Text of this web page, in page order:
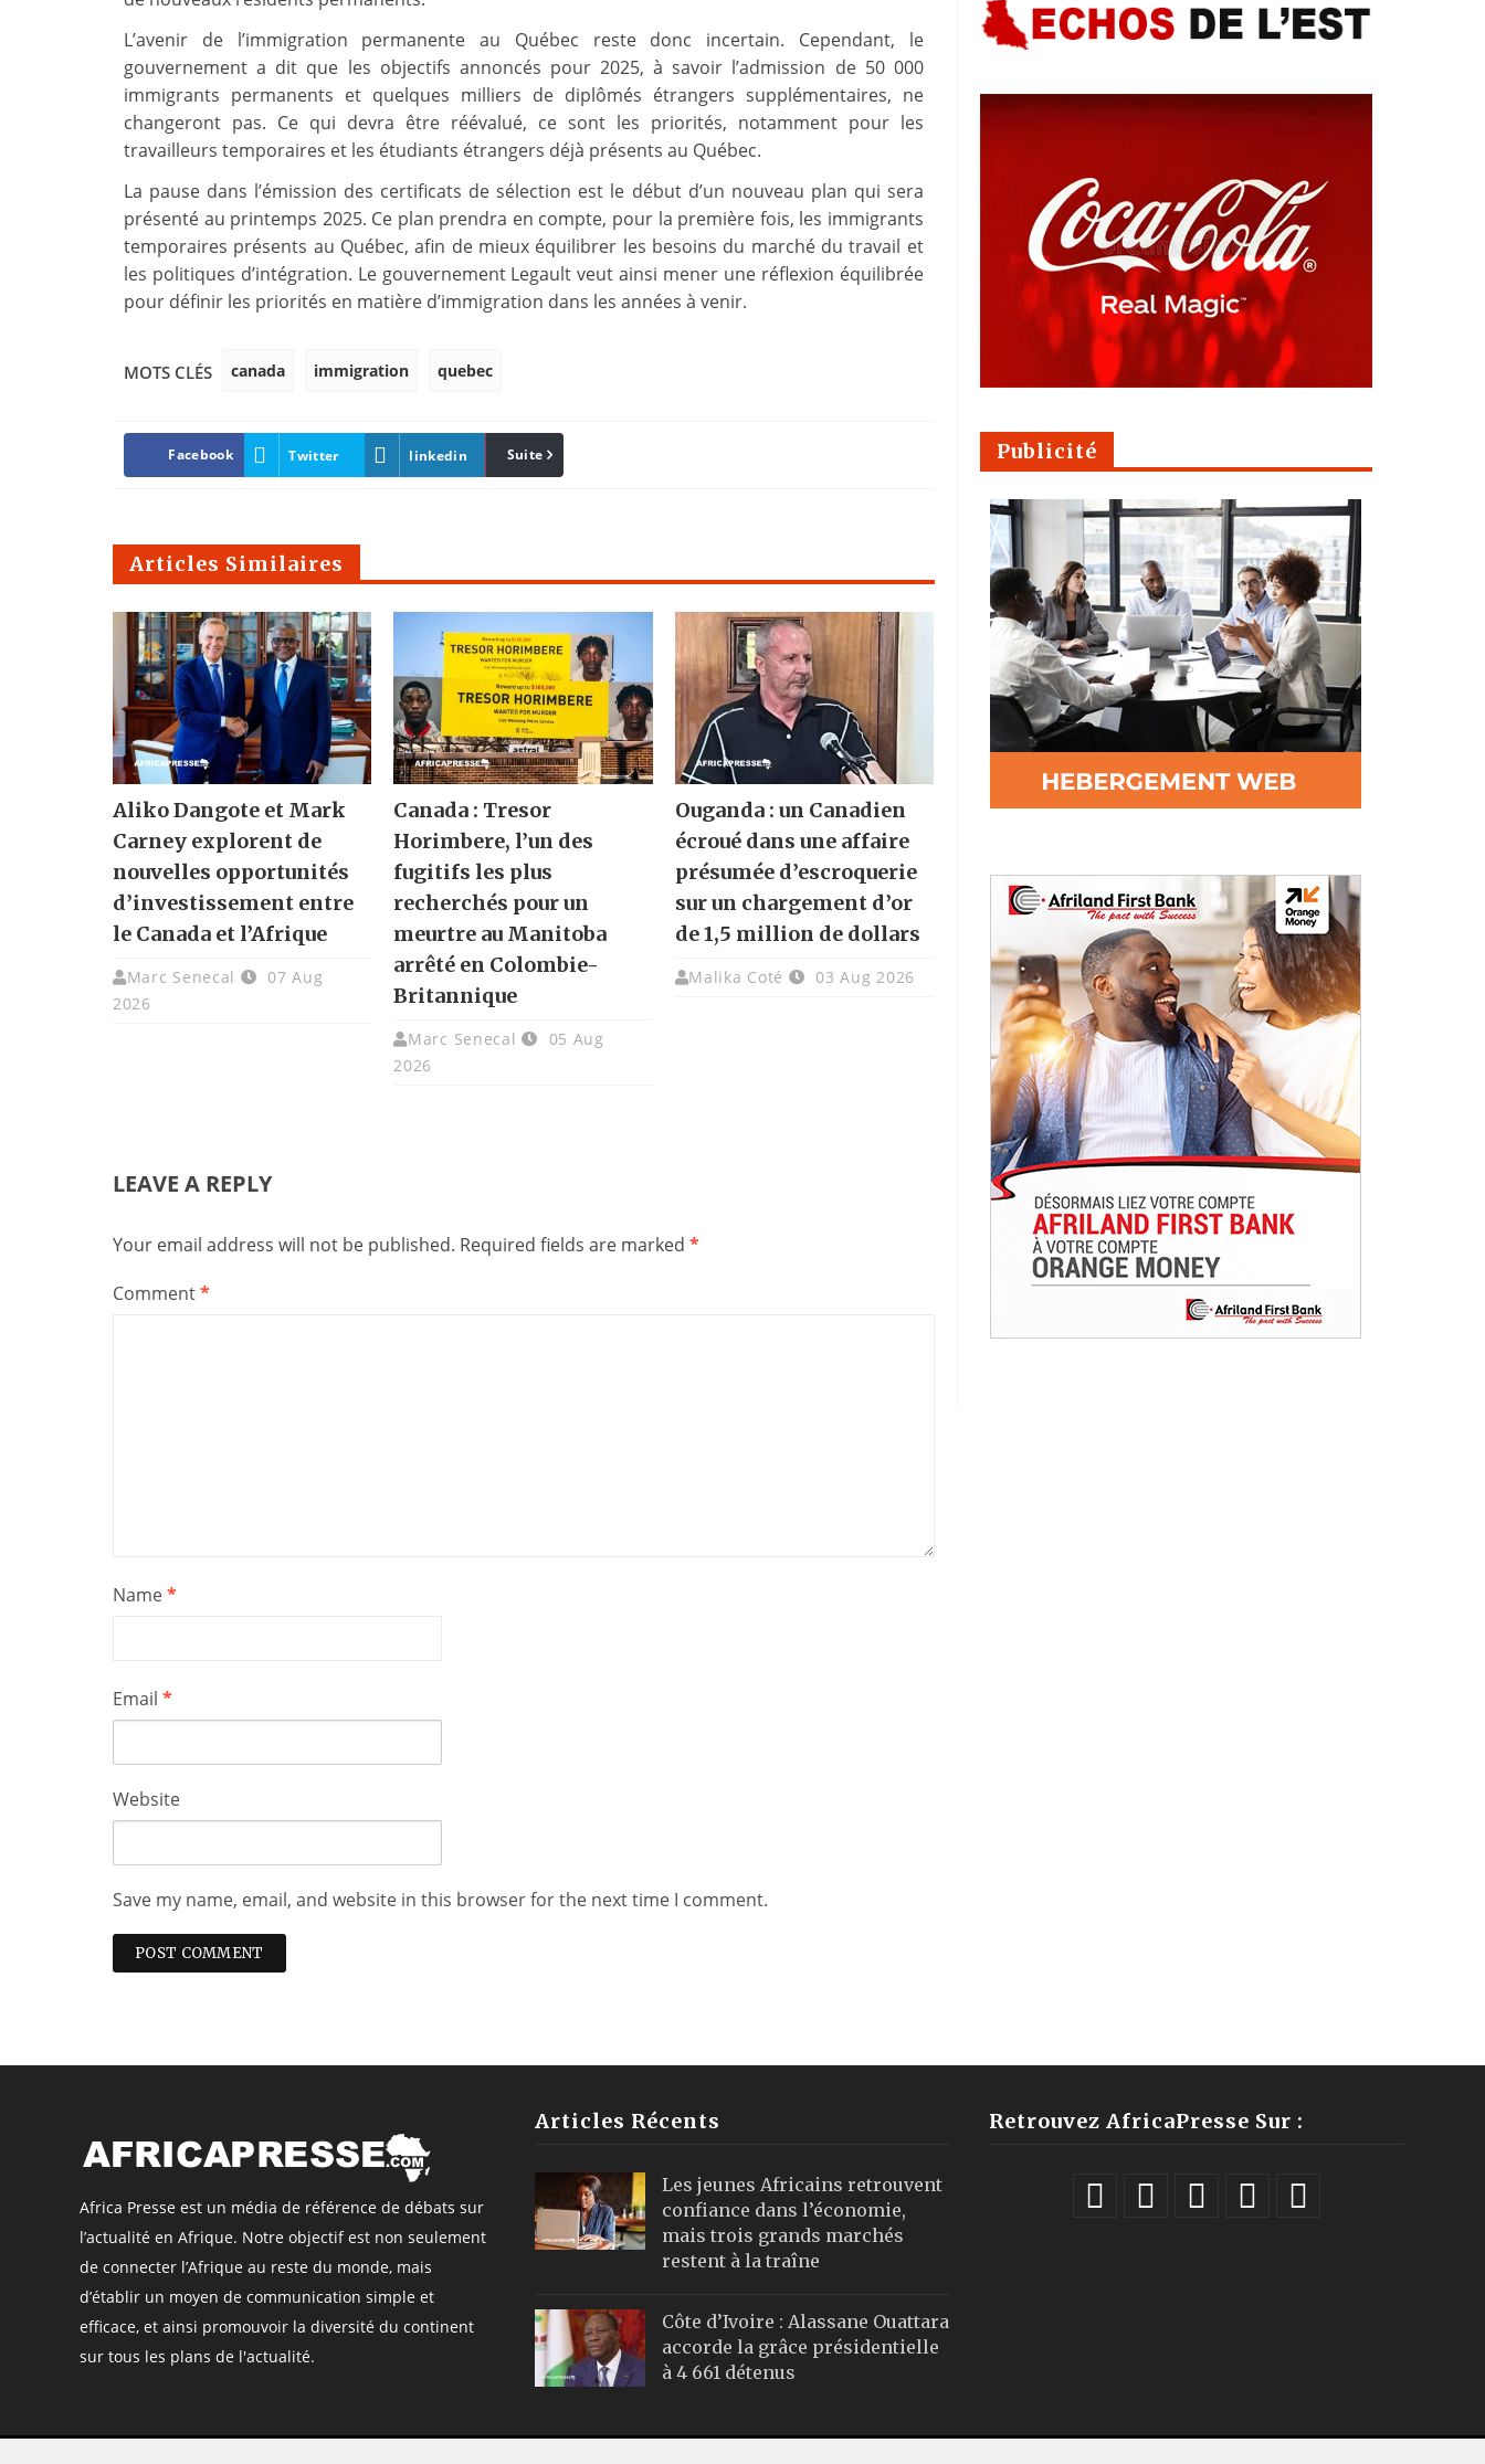
L’avenir de l’immigration permanente au Québec reste donc incertain. Cependant, le
gouvernement a dit que les objectifs annoncés pour 2025, à savoir l’admission de 50 000
immigrants permanents et quelques milliers de diplômés étrangers supplémentaires, ne
changeront pas. Ce qui devra être réévalué, ce sont les priorités, notamment pour les
travailleurs temporaires et les étudiants étrangers déjà présents au Québec.
La pause dans l’émission des certificats de sélection est le début d’un nouveau plan qui sera
présenté au printemps 2025. Ce plan prendra en compte, pour la première fois, les immigrants
temporaires présents au Québec, afin de mieux équilibrer les besoins du marché du travail et
les politiques d’intégration. Le gouvernement Legault veut ainsi mener une réflexion équilibrée
pour définir les priorités en matière d’immigration dans les années à venir.
MOTS CLÉS canada immigration quebec
Facebook Twitter linkedin Pinterest
Suite
Articles Similaires
Aliko Dangote et Mark
Carney explorent de
nouvelles opportunités
d’investissement entre
le Canada et l’Afrique
Marc Senecal
07 Aug
2026
Canada : Tresor
Horimbere, l’un des
fugitifs les plus
recherchés pour un
meurtre au Manitoba
arrêté en Colombie-
Britannique
Marc Senecal
05 Aug
2026
Ouganda : un Canadien
écroué dans une affaire
présumée d’escroquerie
sur un chargement d’or
de 1,5 million de dollars
Malika Coté 03 Aug 2026
LEAVE A REPLY
Your email address will not be published. Required fields are marked *
Comment*
Name*
Email *
Website
Save my name, email, and website in this browser for the next time I comment.
Publicité
Africa Presse est un média de référence de débats sur
l’actualité en Afrique. Notre objectif est non seulement
de connecter l’Afrique au reste du monde, mais
d’établir un moyen de communication simple et
efficace, et ainsi promouvoir la diversité du continent
sur tous les plans de l'actualité.
Articles Récents
Les jeunes Africains retrouvent
confiance dans l’économie,
mais trois grands marchés
restent à la traîne
Côte d’Ivoire : Alassane Ouattara
accorde la grâce présidentielle
à 4 661 détenus
Retrouvez AfricaPresse Sur :